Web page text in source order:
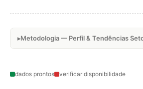
Metodologia — Perfil & Tendências
dados prontos verificar disponibilidade